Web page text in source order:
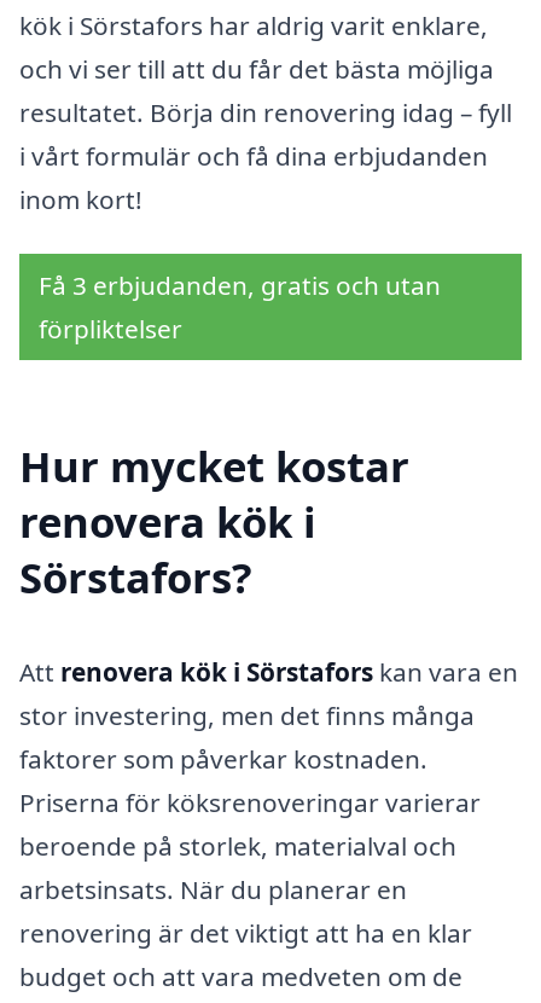
kök i Sörstafors har aldrig varit enklare,
och vi ser till att du får det bästa möjliga
resultatet. Börja din renovering idag – fyll
i vårt formulär och få dina erbjudanden
inom kort!
Få 3 erbjudanden, gratis och utan
förpliktelser
Hur mycket kostar
renovera kök i
Sörstafors?
Att renovera kök i Sörstafors kan vara en
stor investering, men det finns många
faktorer som påverkar kostnaden.
Priserna för köksrenoveringar varierar
beroende på storlek, materialval och
arbetsinsats. När du planerar en
renovering är det viktigt att ha en klar
budget och att vara medveten om de